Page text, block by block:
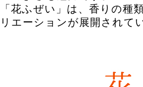
「花ふぜい」は、香りの種
リエーションが展開されて